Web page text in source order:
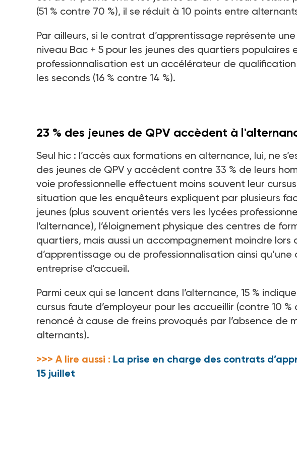
(51 % contre 70 %), il se réduit à 10 points entre
Par ailleurs, si le contrat d’apprentissage représente
niveau Bac + 5 pour les jeunes des quartiers populaires
professionnalisation est un accélérateur de
les seconds (16 % contre 14 %).
23 % des jeunes de QPV accèdent à
Seul hic : l’accès aux formations en alternance, lui, ne
des jeunes de QPV y accèdent contre 33 % de leurs
voie professionnelle effectuent moins souvent leur
situation que les enquêteurs expliquent par plusieurs
jeunes (plus souvent orientés vers les lycées
l’alternance), l’éloignement physique des centres de
quartiers, mais aussi un accompagnement moindre
d’apprentissage ou de professionnalisation ainsi
entreprise d’accueil.
Parmi ceux qui se lancent dans l’alternance, 15 %
cursus faute d’employeur pour les accueillir (contre 10 %
renoncé à cause de freins provoqués par l’absence de
alternants).
>>> A lire aussi : La prise en charge des contrats
15 juillet